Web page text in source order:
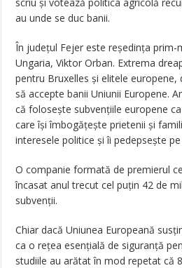
au unde se duc banii.
În județul Fejer este reședința prim-
Ungaria, Viktor Orban. Extrema
pentru Bruxelles și elitele
să accepte banii Uniunii Europene.
că folosește subvențiile europene
care își îmbogățește prietenii și
interesele politice și îi pedepsește
O companie formată de premierul
încasat anul trecut cel puțin 42 de
subvenții.
Chiar dacă Uniunea Europeană
ca o rețea esențială de siguranță
studiile au arătat în mod repetat că